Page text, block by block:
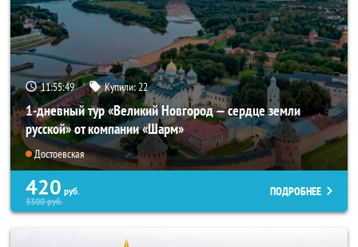
11:55:48 Купили: 22
1-дневный тур «Великий Новгород — сердце земли
русской» от компании «Шарм»
Достоевская
420 руб.
3300руб.
ПОДРОБНЕЕ